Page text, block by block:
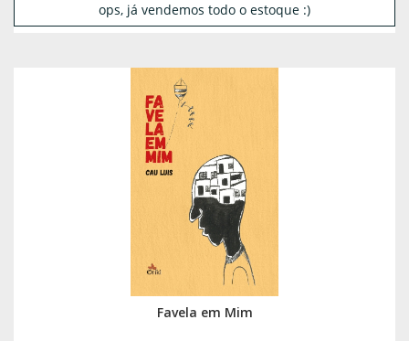
ops, já vendemos todo o estoque :)
Favela em Mim